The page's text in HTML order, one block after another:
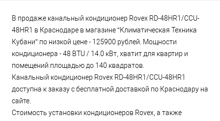
В продаже канальный кондиционер Rovex RD-48HR1/CCU-
48HR1 в Краснодаре в магазине “Климатическая Техника
Кубани” по низкой цене - 125900 рублей. Мощности
кондиционера - 48 BTU / 14.0 кВт, хватит для квартир и
помещений площадью до 140 квадратов.
Канальный кондиционер Rovex RD-48HR1/CCU-48HR1
доступна к заказу с бесплатной доставкой по Краснодару на
сайте.
Стоимость установки кондиционеров Rovex, а также